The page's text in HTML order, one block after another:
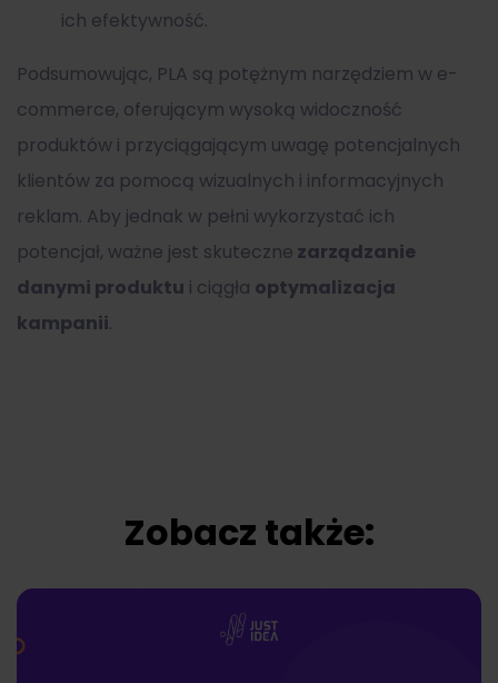
ich efektywność.
Podsumowując, PLA są potężnym narzędziem w e-
commerce, oferującym wysoką widoczność
produktów i przyciągającym uwagę potencjalnych
klientów za pomocą wizualnych i informacyjnych
reklam. Aby jednak w pełni wykorzystać ich
potencjał, ważne jest skuteczne zarządzanie
danymi produktu i ciągła optymalizacja
kampanii.
Zobacz także: